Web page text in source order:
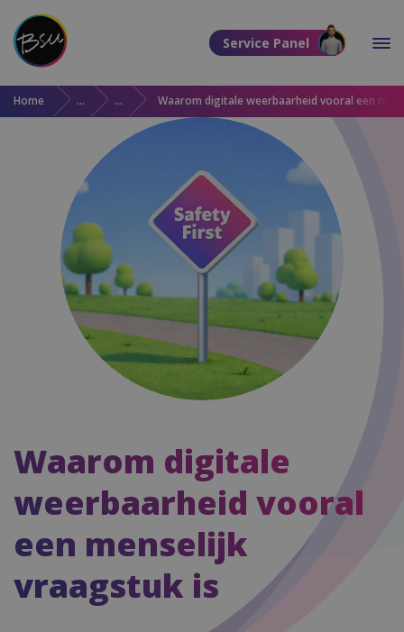
Direct naar de content
Direct naar de footer
Home Over BSUUpdatesWaarom digitale weerbaarheid vooral een
Service Panel
Waarom digitale
weerbaarheid vooral
een menselijk
vraagstuk is